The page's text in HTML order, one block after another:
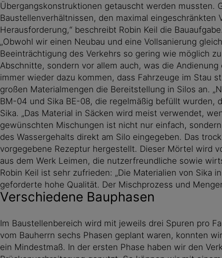
Übergangskonstruktionen getauscht werden mussten.
Baustellenverhältnissen, den maximal
Herausforderung,“ beschreibt Robin Keil die
„Obwohl wir einen Neubau und eine Vollsanierung
Beeinträchtigung des Verkehrs so gering wie möglich
Abschnitte, sondern vor allem auch, was die
immer wieder dazu kommen, dass Fahrzeuge im Stau
großen Materialmengen die Bereitstellung in Silos an.
BM-04 und Sika BE-08, die regelmäßig befüllt wurden,
Sika. „Das Material in Säcken wird meist verwendet,
gewünschten Mischungen ist nicht nur einfach,
des Wassergehalts direkt am Silo eingegeben. Das
vorgegebene Rezeptur hergestellt. Dieser Mörtel wird
aus dem Werk Leimen, die nutzerfreundliche sowie
Robin Keil ist sehr zufrieden: „Die Materialien von
geforderte hohe Qualität. Der Mischprozess und
Verschiedene Bauphasen
Im Baustellenbereich wird mit jeweils drei Spuren pro
vom Bauherrn sechs Phasen geplant waren, konnten
ein Mindestmaß. In der ersten Phase haben wir den